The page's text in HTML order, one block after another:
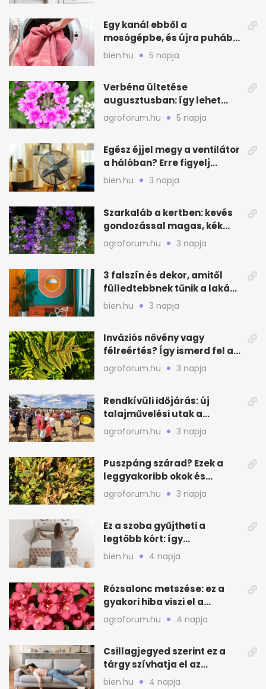
Egy kanál ebből a
mosógépbe, és újra puhább
lesz a törölköző
bien.hu 5 napja
Verbéna ültetése
augusztusban: így lehet
még idén virágos a kert
agroforum.hu 5 napja
Egész éjjel megy a ventilátor
a hálóban? Erre figyelj
alvásnál nyáron
bien.hu 3 napja
Szarkaláb a kertben: kevés
gondozással magas, kék
virágfalat ad
agroforum.hu 3 napja
3 falszín és dekor, amitől
fülledtebbnek tűnik a lakás
nyáron
bien.hu 3 napja
Inváziós növény vagy
félreértés? Így ismerd fel a
valódi kockázatot
agroforum.hu 3 napja
Rendkívüli időjárás: új
talajművelési utak a
gazdáknak
agroforum.hu 3 napja
Puszpáng szárad? Ezek a
leggyakoribb okok és
teendők
agroforum.hu 3 napja
Ez a szoba gyűjtheti a
legtöbb kórt: így
mélytisztítsd otthon
bien.hu 4 napja
Rózsalonc metszése: ez a
gyakori hiba viszi el a
virágzást
agroforum.hu 4 napja
Csillagjegyed szerint ez a
tárgy szívhatja el az
otthonod energiáját
bien.hu 4 napja